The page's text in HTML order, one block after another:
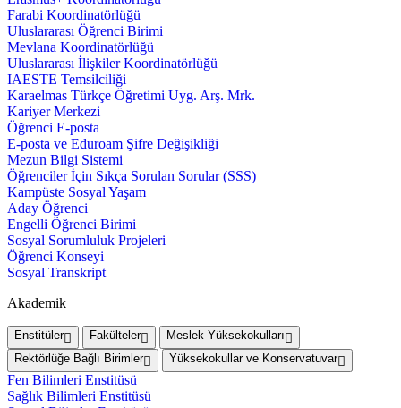
Farabi Koordinatörlüğü
Uluslararası Öğrenci Birimi
Mevlana Koordinatörlüğü
Uluslararası İlişkiler Koordinatörlüğü
IAESTE Temsilciliği
Karaelmas Türkçe Öğretimi Uyg. Arş. Mrk.
Kariyer Merkezi
Öğrenci E-posta
E-posta ve Eduroam Şifre Değişikliği
Mezun Bilgi Sistemi
Öğrenciler İçin Sıkça Sorulan Sorular (SSS)
Kampüste Sosyal Yaşam
Aday Öğrenci
Engelli Öğrenci Birimi
Sosyal Sorumluluk Projeleri
Öğrenci Konseyi
Sosyal Transkript
Akademik
Enstitüler Fakülteler
Meslek Yüksekokulları
Rektörlüğe Bağlı Birimler
Yüksekokullar ve Konservatuvar
Fen Bilimleri Enstitüsü
Sağlık Bilimleri Enstitüsü